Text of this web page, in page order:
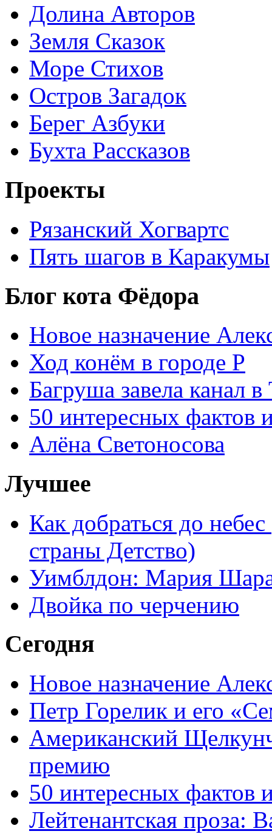
Долина Авторов
Земля Сказок
Море Стихов
Остров Загадок
Берег Азбуки
Бухта Рассказов
Проекты
Рязанский Хогвартс
Пять шагов в Каракумы
Блог кота Фёдора
Новое назначение
Ход конём в городе Р
Багруша завела канал в
50 интересных фактов
Алёна Светоносова
Лучшее
Как добраться до
страны Детство)
Уимблдон: Мария
Двойка по черчению
Сегодня
Новое назначение
Петр Горелик и его
Американский
премию
50 интересных фактов
Лейтенантская проза: